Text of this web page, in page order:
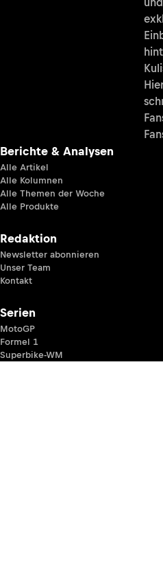
Berichte & Analysen
Alle Artikel
Alle Kolumnen
Alle Themen der Woche
Alle Produkte
Redaktion
Newsletter abonnieren
Unser Team
Kontakt
Serien
MotoGP
Formel 1
Superbike-WM